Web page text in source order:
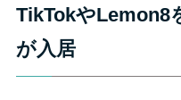
TikTokやLemon8
が入居